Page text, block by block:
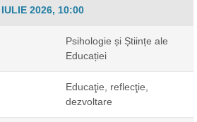
IULIE 2026, 10:00
Psihologie și Științe ale
Educației
Educaţie, reflecţie,
dezvoltare